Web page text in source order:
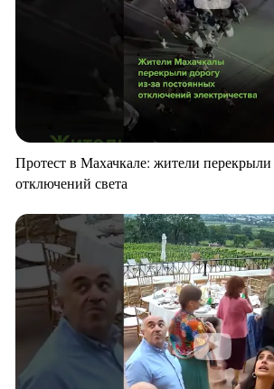
Протест в Махачкале: жители перекрыли
отключений света